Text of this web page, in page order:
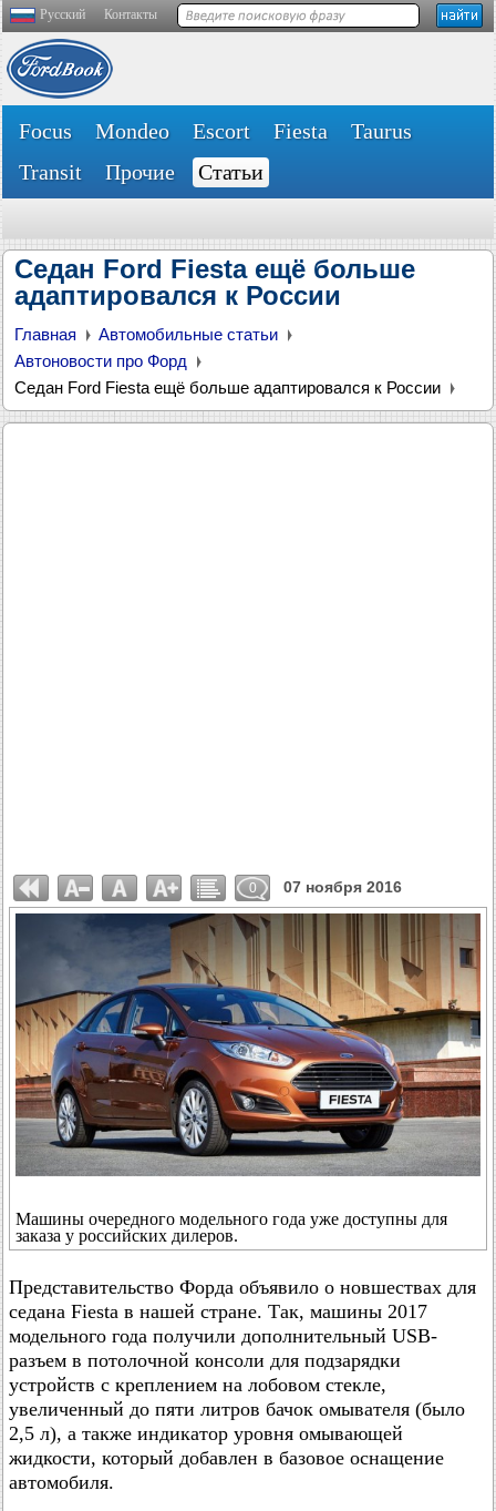
Русский Контакты
Focus Mondeo Escort Fiesta
Taurus
Transit
Прочие Статьи
Седан Ford Fiesta ещё больше
адаптировался к России
Главная
Автомобильные статьи
Автоновости про Форд
Седан Ford Fiesta ещё больше адаптировался к России
0 07 ноября 2016
Машины очередного модельного года уже доступны для
заказа у российских дилеров.
Представительство Форда объявило о новшествах для
седана Fiesta в нашей стране. Так, машины 2017
модельного года получили дополнительный USB-
разъем в потолочной консоли для подзарядки
устройств с креплением на лобовом стекле,
увеличенный до пяти литров бачок омывателя (было
2,5 л), а также индикатор уровня омывающей
жидкости, который добавлен в базовое оснащение
автомобиля.